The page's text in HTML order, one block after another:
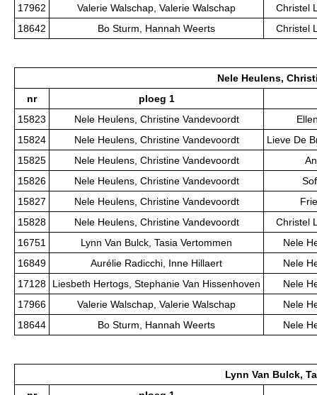
17962 Valerie Walschap, Valerie Walschap
Christel
18642
Bo Sturm, Hannah Weerts Christel
Nele Heulens,
nr
ploeg 1
15823
Nele Heulens, Christine Vandevoordt
15824
Nele Heulens, Christine Vandevoordt
Lieve De
15825
Nele Heulens, Christine Vandevoordt
15826
Nele Heulens, Christine Vandevoordt
15827
Nele Heulens, Christine Vandevoordt
15828
Nele Heulens, Christine Vandevoordt
Christel
16751
Lynn Van Bulck, Tasia Vertommen
Nele
16849
Aurélie Radicchi, Inne Hillaert
Nele
17128
Liesbeth Hertogs, Stephanie Van Hissenhoven
Nele
17966
Valerie Walschap, Valerie Walschap
Nele
18644
Bo Sturm, Hannah Weerts Nele
Lynn Van Bulck,